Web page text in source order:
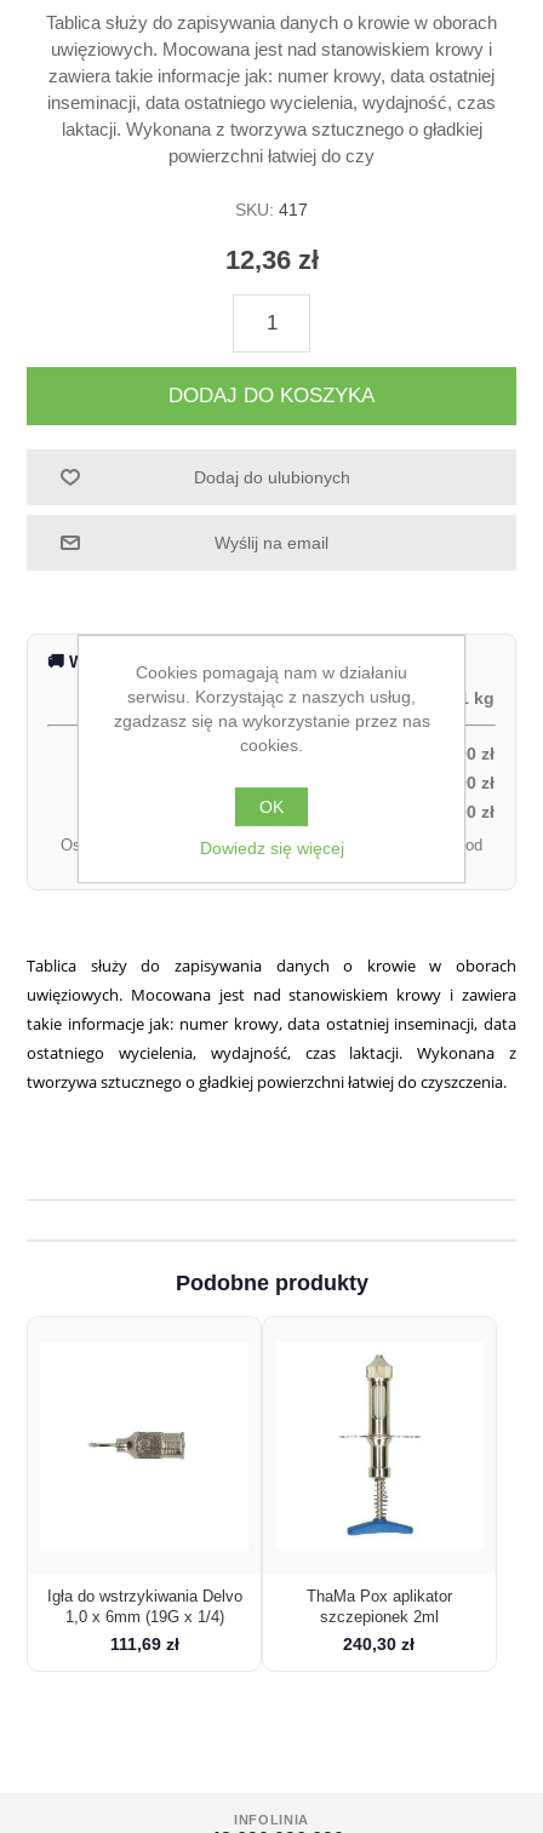
Tablica służy do zapisywania danych o krowie w oborach
uwięziowych. Mocowana jest nad stanowiskiem krowy i
zawiera takie informacje jak: numer krowy, data ostatniej
inseminacji, data ostatniego wycielenia, wydajność, czas
laktacji. Wykonana z tworzywa sztucznego o gładkiej
powierzchni łatwiej do czy
SKU: 417
12,36 zł
DODAJ DO KOSZYKA
Dodaj do ulubionych
Wyślij na email
🚚 Wysyłka na terenie całej Polski
Waga produktu:
1 kg
Odbiór własny:
0,00 zł
Kurier DPD – za pobraniem (1 paczka):
27,00 zł
Kurier DPD – przedpłata (1 paczka):
21,00 zł
Ostateczny koszt dostawy może się różnić w zależności od
łącznej wagi zamówienia.
Tablica służy do zapisywania danych o krowie w oborach
uwięziowych. Mocowana jest nad stanowiskiem krowy i zawiera
takie informacje jak: numer krowy, data ostatniej inseminacji, data
ostatniego wycielenia, wydajność, czas laktacji. Wykonana z
tworzywa sztucznego o gładkiej powierzchni łatwiej do czyszczenia.
Podobne produkty
Igła do wstrzykiwania Delvo
1,0 x 6mm (19G x 1/4)
111,69 zł
ThaMa Pox aplikator
szczepionek 2ml
240,30 zł
INFOLINIA
Cookies pomagają nam w działaniu
serwisu. Korzystając z naszych usług,
zgadzasz się na wykorzystanie przez nas
cookies.
OK
Dowiedz się więcej